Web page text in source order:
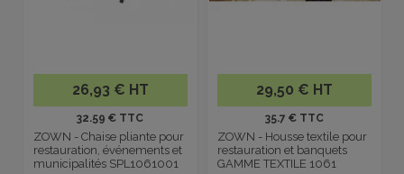
26,93 € HT
32.59 € TTC
ZOWN - Chaise pliante pour
restauration, événements et
municipalités SPL1061001
29,50 € HT
35.7 € TTC
ZOWN - Housse textile pour
restauration et banquets
GAMME TEXTILE 1061